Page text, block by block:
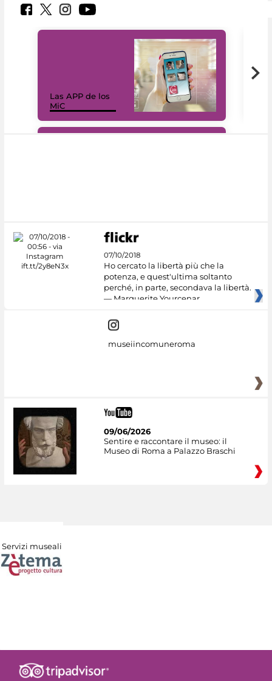
Las APP de los
MiC
07/10/2018
Ho cercato la libertà più che la
potenza, e quest'ultima soltanto
perché, in parte, secondava la libertà.
— Marguerite Yourcenar
museiincomuneroma
09/06/2026
Sentire e raccontare il museo: il
Museo di Roma a Palazzo Braschi
Servizi museali